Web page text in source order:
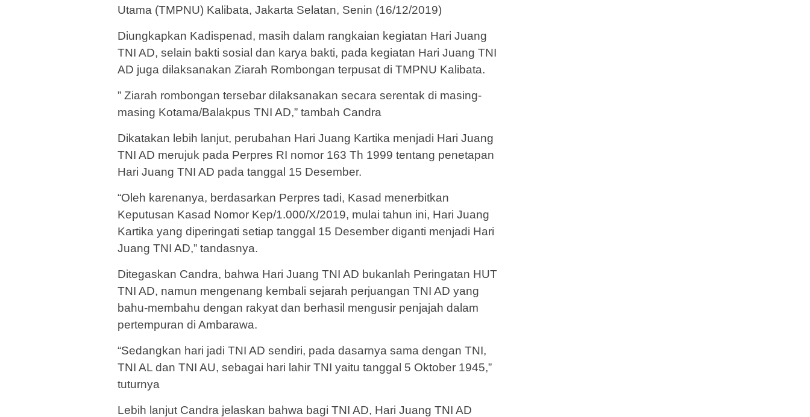
Utama (TMPNU) Kalibata, Jakarta Selatan, Senin (16/12/2019)
Diungkapkan Kadispenad, masih dalam rangkaian kegiatan Hari Juang
TNI AD, selain bakti sosial dan karya bakti, pada kegiatan Hari Juang TNI
AD juga dilaksanakan Ziarah Rombongan terpusat di TMPNU Kalibata.
” Ziarah rombongan tersebar dilaksanakan secara serentak di masing-
masing Kotama/Balakpus TNI AD,” tambah Candra
Dikatakan lebih lanjut, perubahan Hari Juang Kartika menjadi Hari Juang
TNI AD merujuk pada Perpres RI nomor 163 Th 1999 tentang penetapan
Hari Juang TNI AD pada tanggal 15 Desember.
“Oleh karenanya, berdasarkan Perpres tadi, Kasad menerbitkan
Keputusan Kasad Nomor Kep/1.000/X/2019, mulai tahun ini, Hari Juang
Kartika yang diperingati setiap tanggal 15 Desember diganti menjadi Hari
Juang TNI AD,” tandasnya.
Ditegaskan Candra, bahwa Hari Juang TNI AD bukanlah Peringatan HUT
TNI AD, namun mengenang kembali sejarah perjuangan TNI AD yang
bahu-membahu dengan rakyat dan berhasil mengusir penjajah dalam
pertempuran di Ambarawa.
“Sedangkan hari jadi TNI AD sendiri, pada dasarnya sama dengan TNI,
TNI AL dan TNI AU, sebagai hari lahir TNI yaitu tanggal 5 Oktober 1945,”
tuturnya
Lebih lanjut Candra jelaskan bahwa bagi TNI AD, Hari Juang TNI AD